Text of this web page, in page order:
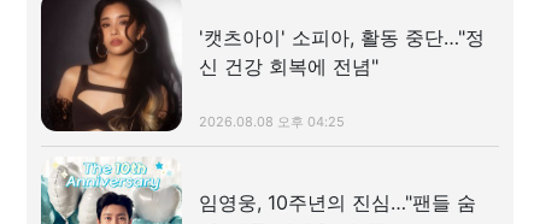
'캣츠아이' 소피아, 활동 중단…"정
신 건강 회복에 전념"
2026.08.08 오후 04:25
임영웅, 10주년의 진심…"팬들 숨